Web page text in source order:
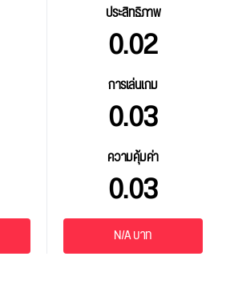
ประสิทธิภาพ
0.02
การเล่นเกม
0.03
ความคุ้มค่า
0.03
N/A บาท